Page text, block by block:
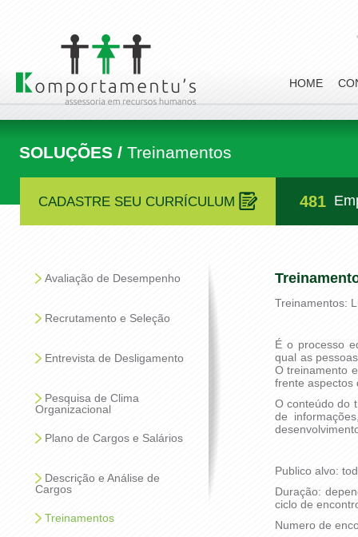
HOME
CADASTRE SEU CURRÍCULUM 481
SOLUÇÕES / Treinamentos
Avaliação de Desempenho
Recrutamento e Seleção
Entrevista de Desligamento
Pesquisa de Clima
Organizacional
Plano de Cargos e Salários
Descrição e Análise de
Cargos
Treinamentos
Treinamentos:
É o processo
qual as
O treinamento
frente aspectos
O conteúdo do
de
Publico alvo:
Duração:
ciclo de
Numero de